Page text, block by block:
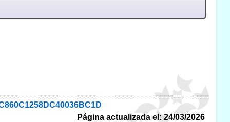
Página actualizada el: 24/03/2026